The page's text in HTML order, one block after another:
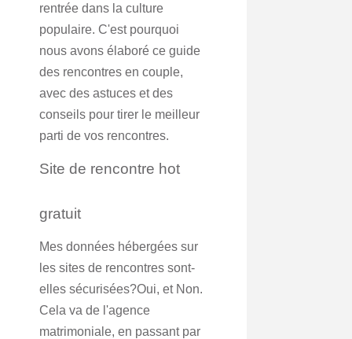
rentrée dans la culture
populaire. C'est pourquoi
nous avons élaboré ce guide
des rencontres en couple,
avec des astuces et des
conseils pour tirer le meilleur
parti de vos rencontres.
Site de rencontre hot
gratuit
Mes données hébergées sur
les sites de rencontres sont-
elles sécurisées?Oui, et Non.
Cela va de l'agence
matrimoniale, en passant par